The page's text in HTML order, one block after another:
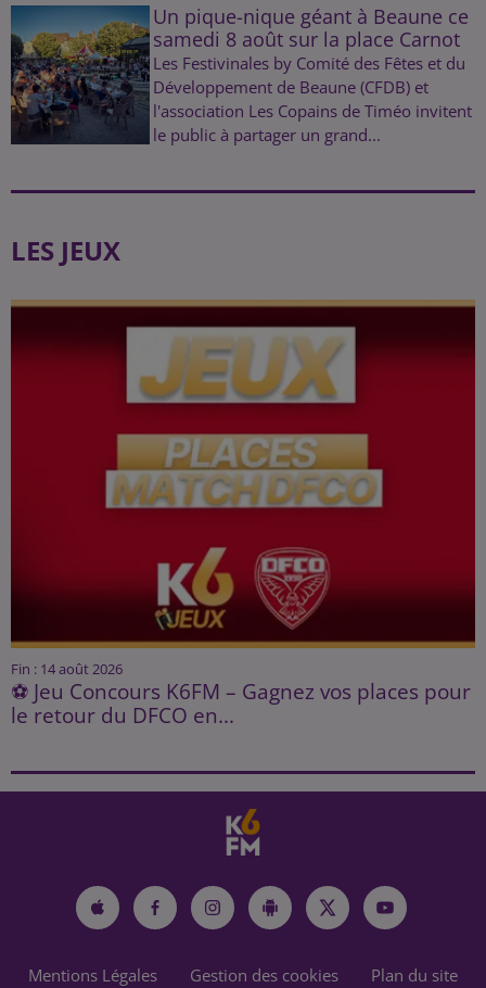
Un pique-nique géant à Beaune ce
samedi 8 août sur la place Carnot
Les Festivinales by Comité des Fêtes et du
Développement de Beaune (CFDB) et
l'association Les Copains de Timéo invitent
le public à partager un grand...
LES JEUX
Fin : 14 août 2026
⚽ Jeu Concours K6FM – Gagnez vos places pour
le retour du DFCO en...
Mentions Légales Gestion des cookies Plan du site